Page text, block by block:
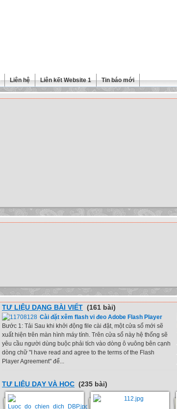
Liên hệ Liên kết Website 1 Tin báo mới
TƯ LIỆU DẠNG BÀI VIẾT (161 bài)
Cài đặt xêm flash vi đeo Adobe Flash Player
Bước 1: Tải Sau khi khởi động file cài đặt, một cửa sổ mới sẽ
xuất hiện trên màn hình máy tính. Trên cửa sổ này hệ thống sẽ
yêu cầu người dùng buộc phải tích vào dòng ô vuông bên cạnh
dòng chữ "I have read and agree to the terms of the Flash
Player Agreement" để...
TƯ LIỆU DẠY VÀ HỌC (235 bài)